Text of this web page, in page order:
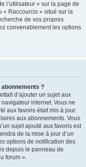
l’utilisateur » sur la page de
« Raccourcis » situé sur la
de vos propres
convenablement les options
?
d’ajouter un sujet aux
internet. Vous ne
aux favoris était mis à jour.
aux abonnements. Vous
sujet ajouté aux favoris est
de la mise à jour d’un
options de notification des
depuis le panneau de
forum ».